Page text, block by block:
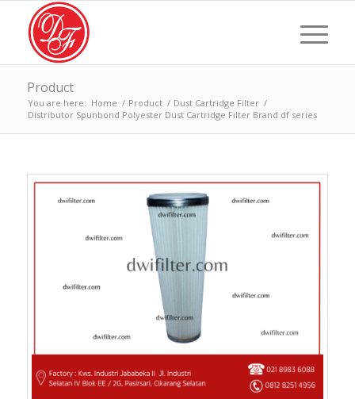
Product
You are here: Home / Product / Dust Cartridge Filter /
Distributor Spunbond Polyester Dust Cartridge Filter Brand df series